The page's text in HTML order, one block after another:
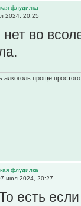
флудилка
2024, 20:25
во
алкоголь проще
флудилка
июл 2024, 20:27
есть